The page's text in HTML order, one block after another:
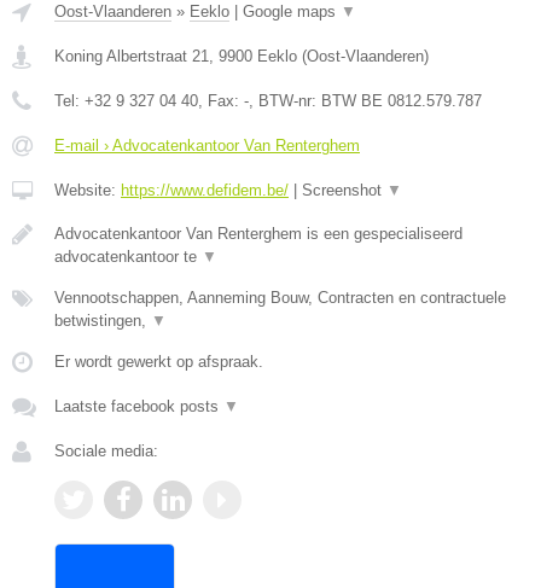
Oost-Vlaanderen » Eeklo Google maps ▼
Koning Albertstraat 21 9900 Eeklo (Oost-Vlaanderen)
Tel: +32 9 327 04 40 , Fax: - , BTW-nr: BTW BE 0812.579.787
E-mail › Advocatenkantoor Van Renterghem
Website: https://www.defidem.be/ Screenshot ▼
Advocatenkantoor Van Renterghem is een gespecialiseerd
advocatenkantoor te ▼
Vennootschappen, Aanneming Bouw, Contracten en contractuele
betwistingen,
▼
Er wordt gewerkt op afspraak.
Laatste facebook posts ▼
Sociale media: